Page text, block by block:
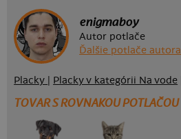
enigmaboy
Autor potlače
Ďalšie potlače autora
Placky Placky v kategórii Na vode
TOVAR S ROVNAKOU POTLAČOU